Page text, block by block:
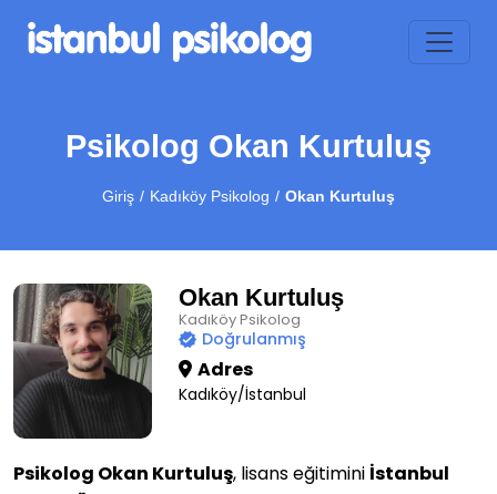
Psikolog Okan Kurtuluş
Giriş Kadıköy Psikolog Okan Kurtuluş
Okan Kurtuluş
Kadıköy Psikolog
Doğrulanmış
Adres
Kadıköy/İstanbul
Psikolog Okan Kurtuluş, lisans eğitimini İstanbul